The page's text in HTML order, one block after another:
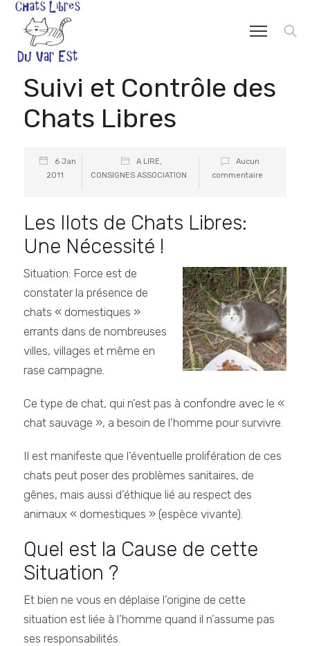
Suivi et Contrôle des
Chats Libres
6 Jan
2011
A LIRE,
CONSIGNES ASSOCIATION
Aucun
commentaire
Les Ilots de Chats Libres:
Une Nécessité !
Situation: Force est de
constater la présence de
chats « domestiques »
errants dans de nombreuses
villes, villages et même en
rase campagne.
Ce type de chat, qui n’est pas à confondre avec le «
chat sauvage », a besoin de l’homme pour survivre.
Il est manifeste que l’éventuelle prolifération de ces
chats peut poser des problèmes sanitaires, de
gênes, mais aussi d’éthique lié au respect des
animaux « domestiques » (espèce vivante).
Quel est la Cause de cette
Situation ?
Et bien ne vous en déplaise l’origine de cette
situation est liée à l’homme quand il n’assume pas
ses responsabilités.